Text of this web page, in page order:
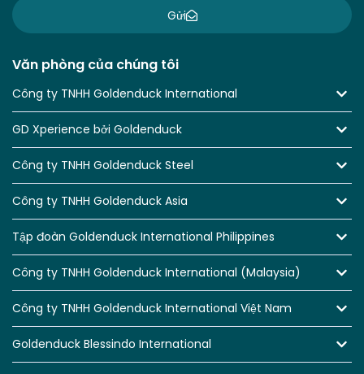
Văn phòng của chúng tôi
Công ty TNHH Goldenduck International
GD Xperience bởi Goldenduck
Công ty TNHH Goldenduck Steel
Công ty TNHH Goldenduck Asia
Tập đoàn Goldenduck International Philippines
Công ty TNHH Goldenduck International (Malaysia)
Công ty TNHH Goldenduck International Việt Nam
Goldenduck Blessindo International
Gửi